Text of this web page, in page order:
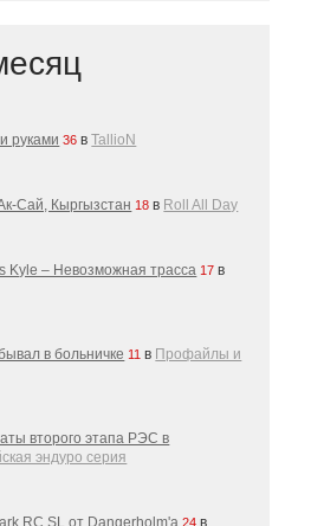
руками 36 вTallioN
Cай, Кыргызстан 18 в Roll All Day
Kyle – Невозможная трасса 17 в
в больничке 11 в Профайлы и
второго этапа РЭС в
эндуро серия
RC SL от Dangerholm'a 24 в